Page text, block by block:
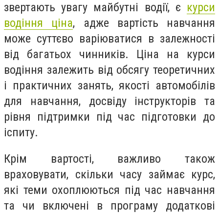
звертають увагу майбутні водії, є курси
водіння ціна, адже вартість навчання
може суттєво варіюватися в залежності
від багатьох чинників. Ціна на курси
водіння залежить від обсягу теоретичних
і практичних занять, якості автомобілів
для навчання, досвіду інструкторів та
рівня підтримки під час підготовки до
іспиту.
Крім вартості, важливо також
враховувати, скільки часу займає курс,
які теми охоплюються під час навчання
та чи включені в програму додаткові